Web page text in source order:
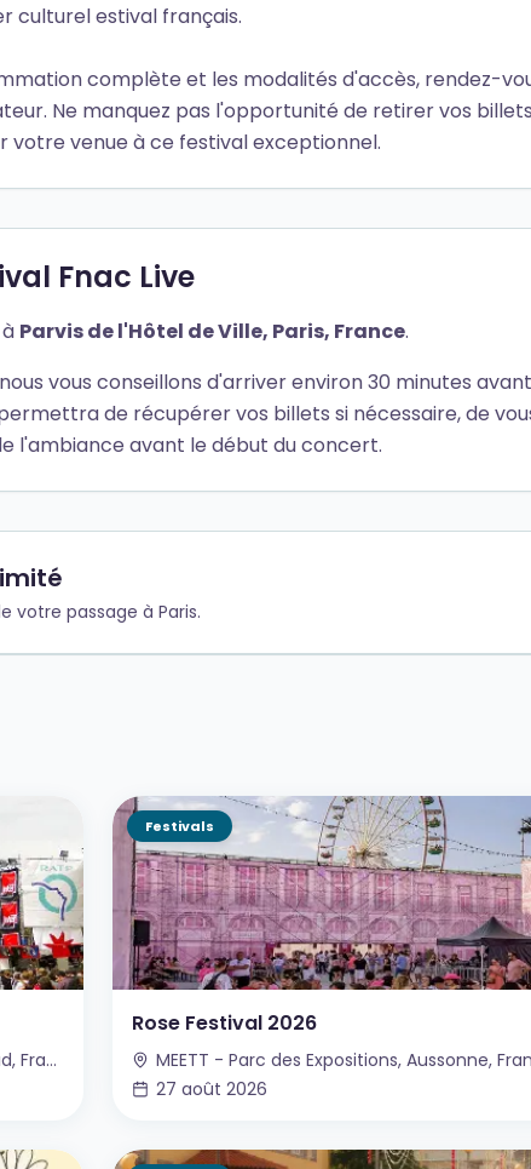
culturel estival français.
complète et les modalités d'accès, rendez-
Ne manquez pas l'opportunité de retirer vos
votre venue à ce festival exceptionnel.
Fnac Live
Parvis de l'Hôtel de Ville, Paris, France.
vous conseillons d'arriver environ 30 minutes avant
de récupérer vos billets si nécessaire, de
l'ambiance avant le début du concert.
votre passage à Paris.
Domaine National de Saint-Cloud, Saint-Cloud, France
Festivals
Rose Festival 2026
MEETT - Parc des Expositions, Aussonne,
27 août 2026